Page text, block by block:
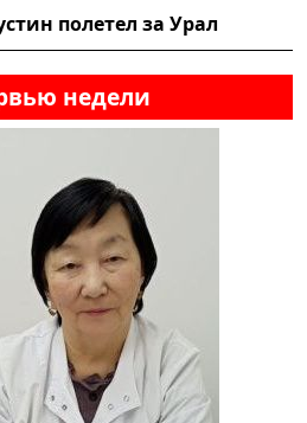
полетел за Урал
недели